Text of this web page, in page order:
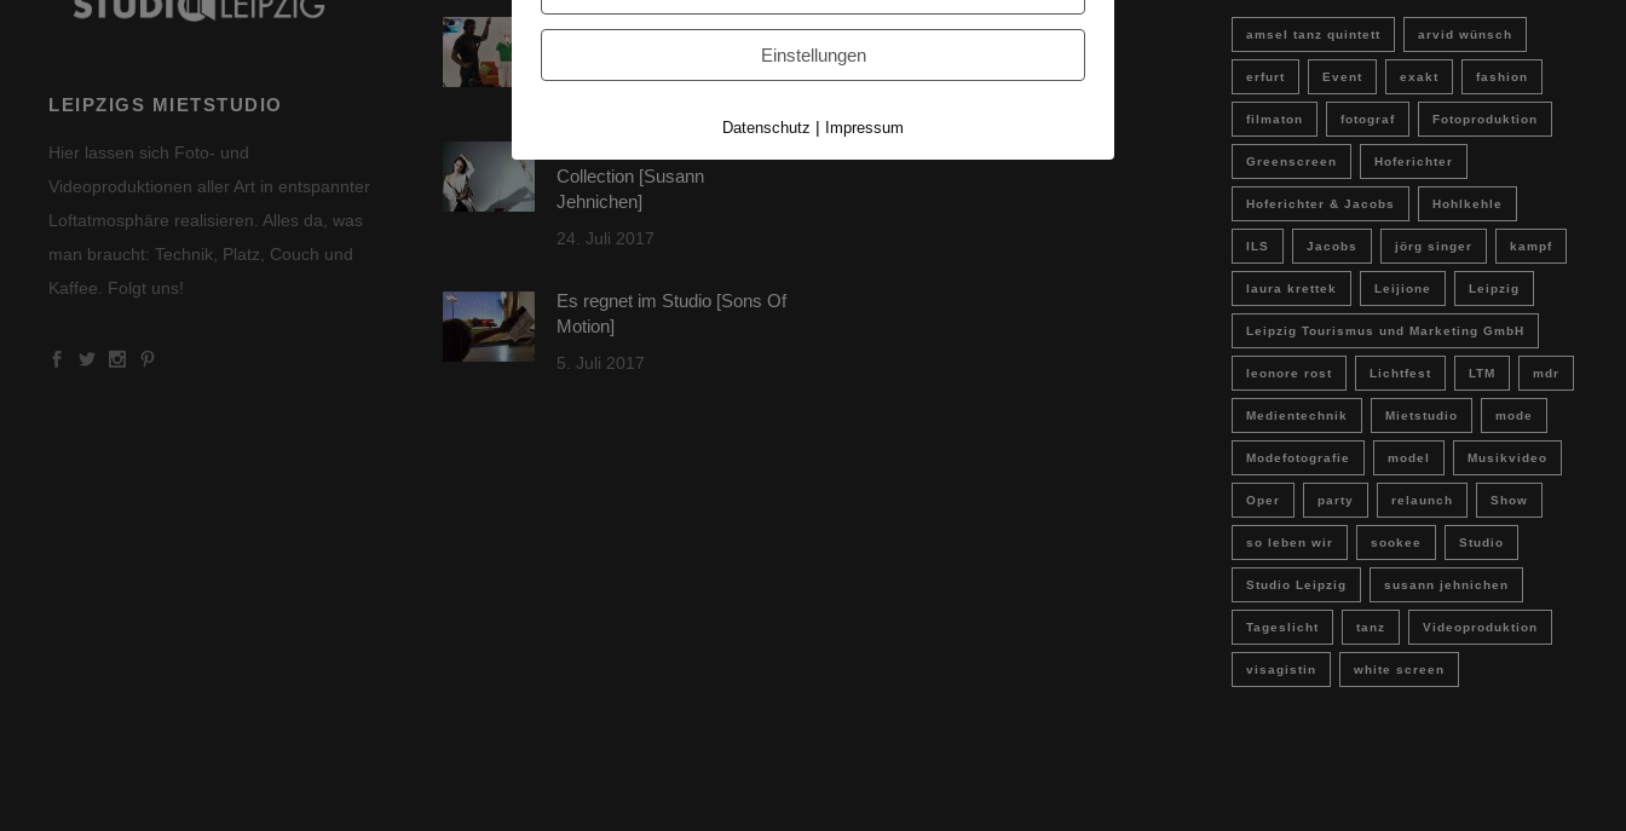
LEIPZIGS MIETSTUDIO
Hier lassen sich Foto- und
Videoproduktionen aller Art in entspannter
Loftatmosphäre realisieren. Alles da, was
man braucht: Technik, Platz, Couch und
Kaffee. Folgt uns!
60 Jahre WG UNITAS eG
Collection [Susann
Jehnichen]
24. Juli 2017
Es regnet im Studio [Sons Of
Motion]
5. Juli 2017
amsel tanz quintett arvid wünsch
erfurt Event exakt fashion
filmaton fotograf Fotoproduktion
Greenscreen Hoferichter
Hoferichter & Jacobs Hohlkehle
ILS Jacobs jörg singer kampf
laura krettek Leijione Leipzig
Leipzig Tourismus und Marketing GmbH
leonore rost Lichtfest LTM mdr
Medientechnik Mietstudio mode
Modefotografie model Musikvideo
Oper party relaunch Show
so leben wir sookee Studio
Studio Leipzig susann jehnichen
Tageslicht tanz Videoproduktion
visagistin white screen
Einstellungen
Datenschutz | Impressum